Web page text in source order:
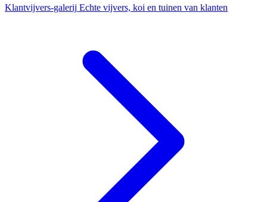
Klantvijvers-galerij Echte vijvers, koi en tuinen van klanten